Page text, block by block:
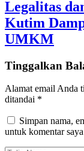
Legalitas
Kutim
UMKM
Tinggalkan
Alamat email Anda
ditandai *
Simpan nama,
untuk komentar